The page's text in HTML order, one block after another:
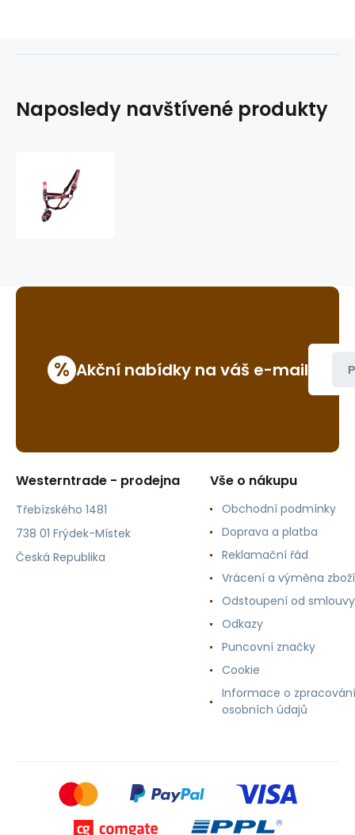
Naposledy navštívené produkty
% Akční nabídky na váš e-mail
Westerntrade - prodejna
Třebízského 1481
738 01 Frýdek-Místek
Česká Republika
Vše o nákupu
Obchodní podmínky
Doprava a platba
Reklamační řád
Vrácení a výměna zboží
Odstoupení od smlouvy
Odkazy
Puncovní značky
Cookie
Informace o zpracování
osobních údajů